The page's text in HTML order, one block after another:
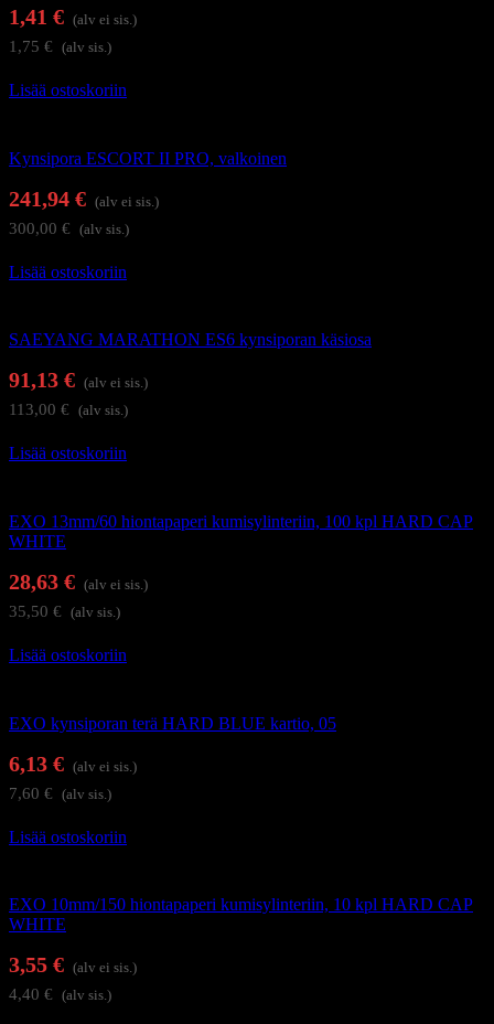
1,41 € (alv ei sis.)
1,75 € (alv sis.)
Lisää ostoskoriin
Kynsipora ESCORT II PRO, valkoinen
241,94 € (alv ei sis.)
300,00 € (alv sis.)
Lisää ostoskoriin
SAEYANG MARATHON ES6 kynsiporan käsiosa
91,13 € (alv ei sis.)
113,00 € (alv sis.)
Lisää ostoskoriin
EXO 13mm/60 hiontapaperi kumisylinteriin, 100 kpl HARD CAP
WHITE
28,63 € (alv ei sis.)
35,50 € (alv sis.)
Lisää ostoskoriin
EXO kynsiporan terä HARD BLUE kartio, 05
6,13 € (alv ei sis.)
7,60 € (alv sis.)
Lisää ostoskoriin
EXO 10mm/150 hiontapaperi kumisylinteriin, 10 kpl HARD CAP
WHITE
3,55 € (alv ei sis.)
4,40 € (alv sis.)